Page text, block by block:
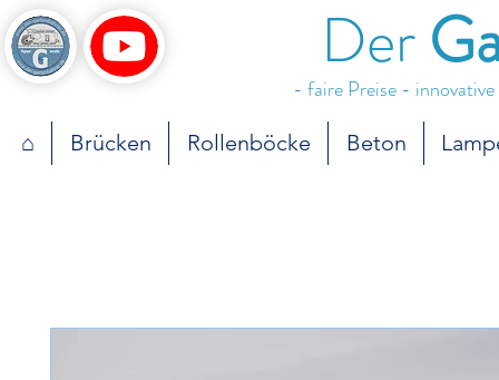
Der
- faire Preise -
⌂ Brücken Rollenböcke Beton